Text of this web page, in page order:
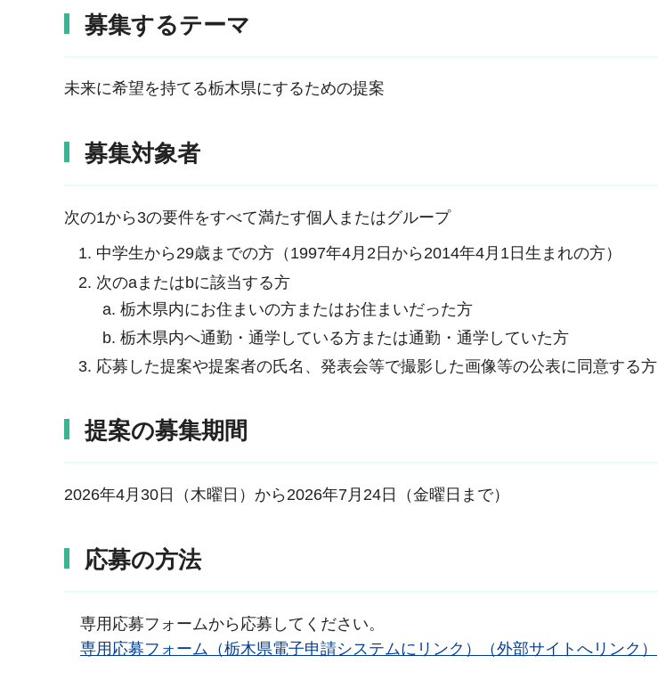
募集するテーマ
未来に希望を持てる栃木県にするための提案
募集対象者
次の1から3の要件をすべて満たす個人またはグループ
中学生から29歳までの方（1997年4月2日から2014年4月1日生まれの方）
次のaまたはbに該当する方
栃木県内にお住まいの方またはお住まいだった方
栃木県内へ通勤・通学している方または通勤・通学していた方
応募した提案や提案者の氏名、発表会等で撮影した画像等の公表に同意する方
提案の募集期間
2026年4月30日（木曜日）から2026年7月24日（金曜日まで）
応募の方法
専用応募フォームから応募してください。
専用応募フォーム（栃木県電子申請システムにリンク）（外部サイトへリンク）